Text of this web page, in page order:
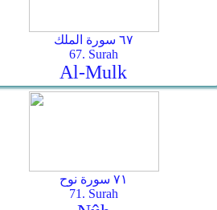
٦٧ سورة الملك
67. Surah
Al-Mulk
٧١ سورة نوح
71. Surah